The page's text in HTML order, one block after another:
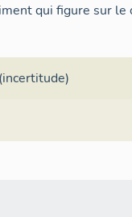
qui figure sur